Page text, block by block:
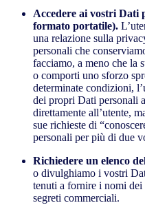
Accedere ai vostri Dati
formato portatile).
una relazione sulla
personali che
facciamo, a meno che la
o comporti uno sforzo
determinate condizioni,
dei propri Dati personali
direttamente all’utente,
sue richieste di
personali per più di due
Richiedere un elenco
o divulghiamo i vostri
tenuti a fornire i nomi
segreti commerciali.